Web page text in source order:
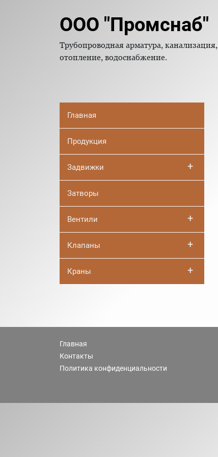
ООО "Промснаб"
Трубопроводная арматура, канализация,
отопление, водоснабжение.
Главная
Продукция
Задвижки +
Затворы
Вентили +
Клапаны +
Краны +
Главная
Контакты
Политика конфиденциальности